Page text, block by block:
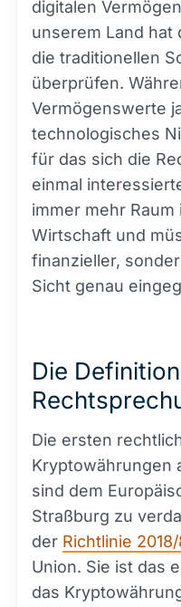
digitalen
unserem Land hat
die traditionellen
überprüfen.
Vermögenswerte
technologisches
für das sich die
einmal
immer mehr
Wirtschaft und
finanzieller,
Sicht genau
Die
Die ersten
Kryptowährungen
sind dem
Straßburg zu
der Richtlinie
Union. Sie ist das
das